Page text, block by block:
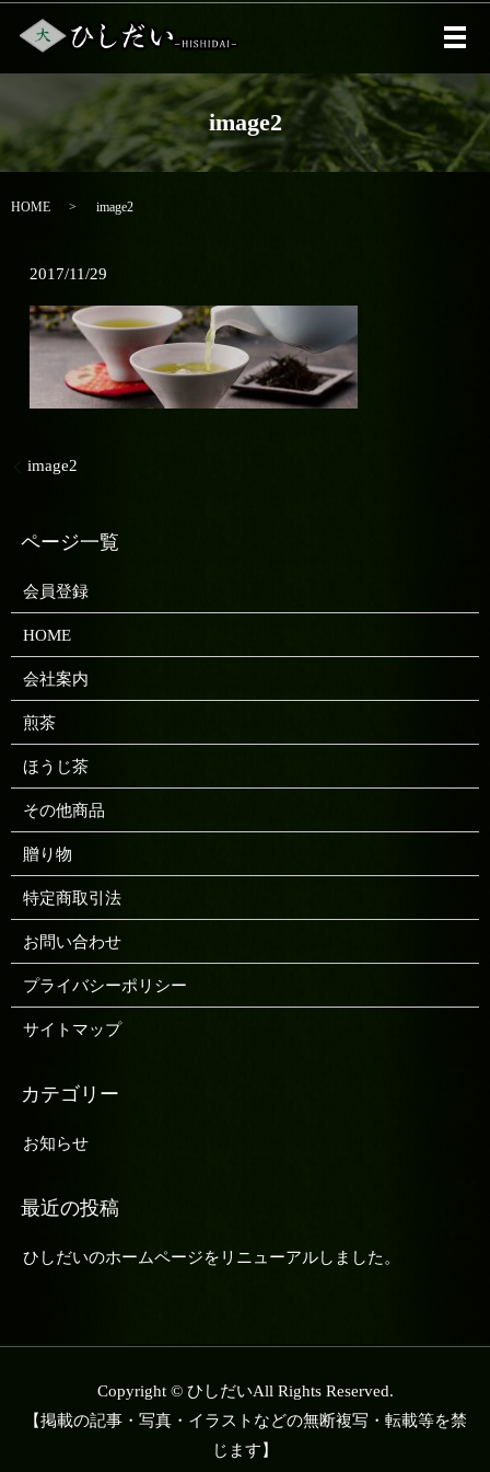
メ
image2
HOME image2
2017/11/29
image2
会員登録
HOME
会社案内
煎茶
ほうじ茶
その他商品
贈り物
特定商取引法
お問い合わせ
プライバシーポリシー
サイトマップ
お知らせ
ひしだいのホームページをリニューアルしました。
Copyright © ひしだいAll Rights Reserved.
【掲載の記事・写真・イラストなどの無断複写・転載等を禁
じます】